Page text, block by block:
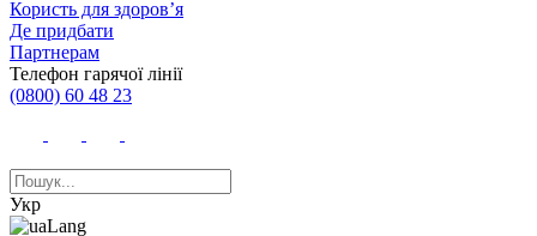
Користь для здоров’я
Де придбати
Партнерам
Телефон гарячої лінії
(0800) 60 48 23
Укр